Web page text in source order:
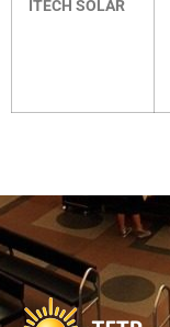
İTECH SOLAR